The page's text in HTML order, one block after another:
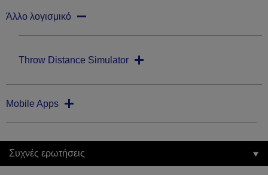
Άλλο λογισμικό
Throw Distance Simulator
Mobile Apps
Συχνές ερωτήσεις